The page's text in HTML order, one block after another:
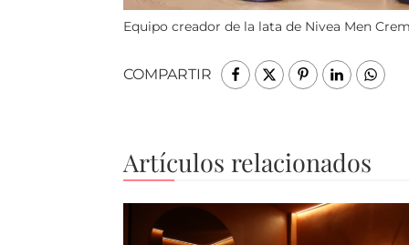
Equipo creador de la lata de Nivea Men
COMPARTIR
Artículos relacionados